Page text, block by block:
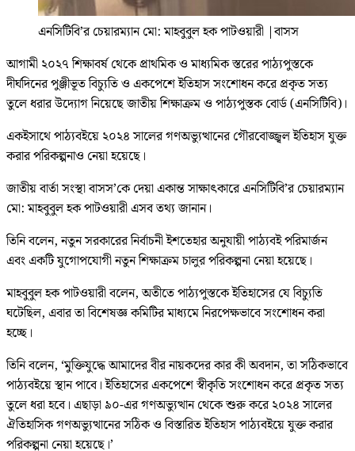
এনসিটিবি’র চেয়ারম্যান মো: মাহবুবুল হক পাটওয়ারী |বাসস
আগামী ২০২৭ শিক্ষাবর্ষ থেকে প্রাথমিক ও মাধ্যমিক স্তরের পাঠ্যপুস্তকে
দীর্ঘদিনের পুঞ্জীভূত বিচ্যুতি ও একপেশে ইতিহাস সংশোধন করে প্রকৃত সত্য
তুলে ধরার উদ্যোগ নিয়েছে জাতীয় শিক্ষাক্রম ও পাঠ্যপুস্তক বোর্ড (এনসিটিবি)।
একইসাথে পাঠ্যবইয়ে ২০২৪ সালের গণঅভ্যুত্থানের গৌরবোজ্জ্বল ইতিহাস যুক্ত
করার পরিকল্পনাও নেয়া হয়েছে।
জাতীয় বার্তা সংস্থা বাসস’কে দেয়া একান্ত সাক্ষাৎকারে এনসিটিবি’র চেয়ারম্যান
মো: মাহবুবুল হক পাটওয়ারী এসব তথ্য জানান।
তিনি বলেন, নতুন সরকারের নির্বাচনী ইশতেহার অনুযায়ী পাঠ্যবই পরিমার্জন
এবং একটি যুগোপযোগী নতুন শিক্ষাক্রম চালুর পরিকল্পনা নেয়া হয়েছে।
মাহবুবুল হক পাটওয়ারী বলেন, অতীতে পাঠ্যপুস্তকে ইতিহাসের যে বিচ্যুতি
ঘটেছিল, এবার তা বিশেষজ্ঞ কমিটির মাধ্যমে নিরপেক্ষভাবে সংশোধন করা
হচ্ছে।
তিনি বলেন, ‘মুক্তিযুদ্ধে আমাদের বীর নায়কদের কার কী অবদান, তা সঠিকভাবে
পাঠ্যবইয়ে স্থান পাবে। ইতিহাসের একপেশে স্বীকৃতি সংশোধন করে প্রকৃত সত্য
তুলে ধরা হবে। এছাড়া ৯০-এর গণঅভ্যুত্থান থেকে শুরু করে ২০২৪ সালের
ঐতিহাসিক গণঅভ্যুত্থানের সঠিক ও বিস্তারিত ইতিহাস পাঠ্যবইয়ে যুক্ত করার
পরিকল্পনা নেয়া হয়েছে।’